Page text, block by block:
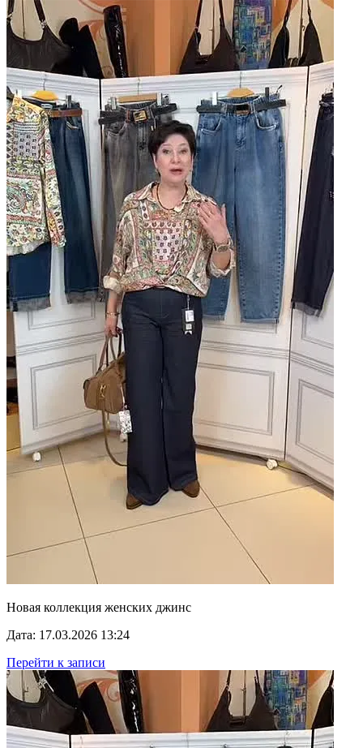
Новая коллекция женских джинс
Дата: 17.03.2026 13:24
Перейти к записи